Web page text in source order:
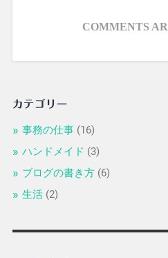
COMMENTS
カテゴリー
事務の仕事(16)
ハンドメイド (3)
ブログの書き方(6)
生活(2)